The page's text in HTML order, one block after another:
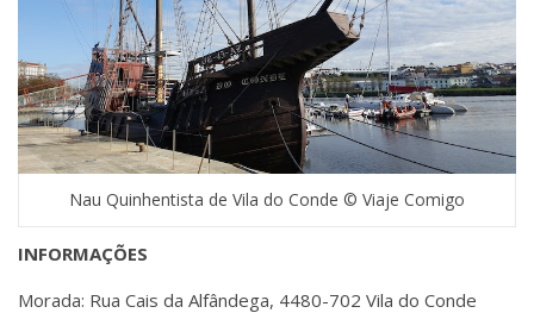
Nau Quinhentista de Vila do Conde © Viaje Comigo
INFORMAÇÕES
Morada: Rua Cais da Alfândega, 4480-702 Vila do Conde